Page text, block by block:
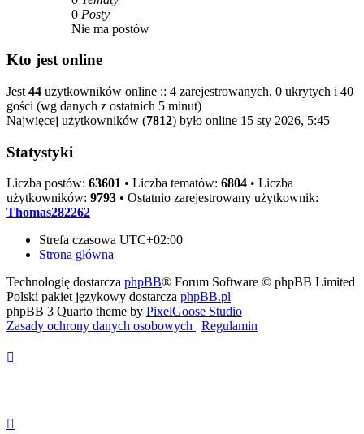
0 Posty
Nie ma postów
Kto jest online
Jest 44 użytkowników online :: 4 zarejestrowanych, 0 ukrytych i 40
gości (wg danych z ostatnich 5 minut)
Najwięcej użytkowników (7812) było online 15 sty 2026, 5:45
Statystyki
Liczba postów: 63601 • Liczba tematów: 6804 • Liczba
użytkowników: 9793 • Ostatnio zarejestrowany użytkownik:
Thomas282262
Strefa czasowa UTC+02:00
Strona główna
Technologię dostarcza phpBB® Forum Software © phpBB Limited
Polski pakiet językowy dostarcza phpBB.pl
phpBB 3 Quarto theme by PixelGoose Studio
Zasady ochrony danych osobowych
Regulamin